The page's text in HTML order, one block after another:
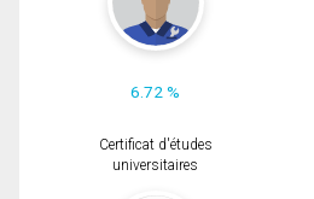
6.72 %
Certificat d'études
universitaires